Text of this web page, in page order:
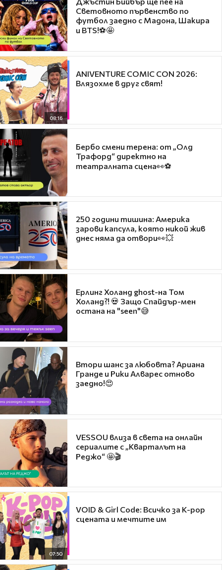
Световното първенство по
футбол заедно с Мадона, Шакира
и BTS!⚽🤩
08:16
ANIVENTURE COMIC CON 2026:
Влязохме в друг свят!
Бербо смени терена: от „Олд
Трафорд“ директно на
театралната сцена👀⚽
250 години тишина: Америка
зарови капсула, която никой жив
днес няма да отвори👀💥
Ерлинг Холанд ghost-на Том
Холанд?! 💀 Защо Спайдър-мен
остана на "seen"😅
Втори шанс за любовта? Ариана
Гранде и Рики Алварес отново
заедно!😍
VESSOU влиза в света на онлайн
сериалите с „Кварталът на
Реджо“ 🤩🎬
07:50
VOID & Girl Code: Всичко за K-pop
сцената и мечтите им